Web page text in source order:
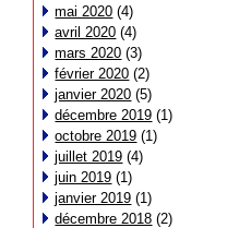
mai 2020 (4)
avril 2020 (4)
mars 2020 (3)
février 2020 (2)
janvier 2020 (5)
décembre 2019 (1)
octobre 2019 (1)
juillet 2019 (4)
juin 2019 (1)
janvier 2019 (1)
décembre 2018 (2)